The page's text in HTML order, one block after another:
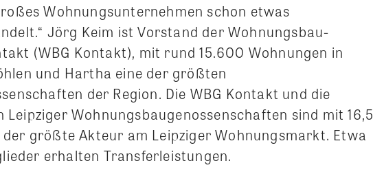
Wohnungsunternehmen schon etwas
Jörg Keim ist Vorstand der Wohnungsbau-
(WBG Kontakt), mit rund 15.600 Wohnungen in
und Hartha eine der größten
der Region. Die WBG Kontakt und die
Wohnungsbaugenossenschaften sind mit 16,5
größte Akteur am Leipziger Wohnungsmarkt. Etwa
erhalten Transferleistungen.